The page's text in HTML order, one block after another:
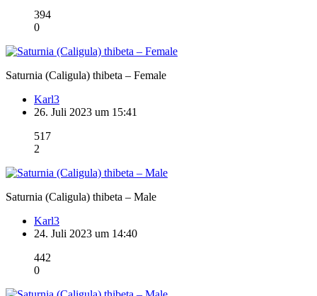
394
0
Saturnia (Caligula) thibeta – Female
Karl3
26. Juli 2023 um 15:41
517
2
Saturnia (Caligula) thibeta – Male
Karl3
24. Juli 2023 um 14:40
442
0